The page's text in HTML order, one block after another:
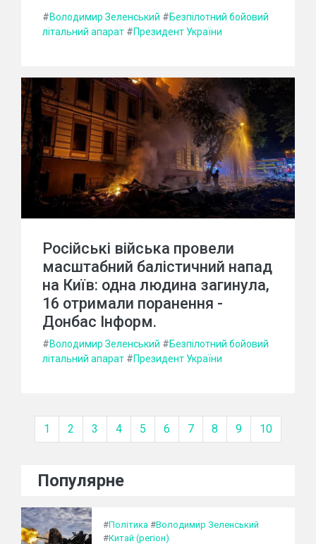
#Володимир Зеленський #Безпілотний бойовий
літальний апарат #Президент України
Російські війська провели
масштабний балістичний напад
на Київ: одна людина загинула,
16 отримали поранення -
Донбас Інформ.
#Володимир Зеленський #Безпілотний бойовий
літальний апарат #Президент України
1 2 3 4 5 6 7 8 9 10
Популярне
#Політика #Володимир Зеленський
#Китай (регіон)